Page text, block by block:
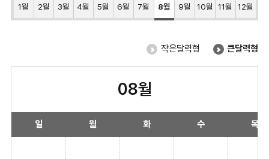
1월 2월 3월 4월 5월 6월 7월 8월 9월 10월 11월 12월
작은달력형 큰달력형
08월
일 월 화 수 목